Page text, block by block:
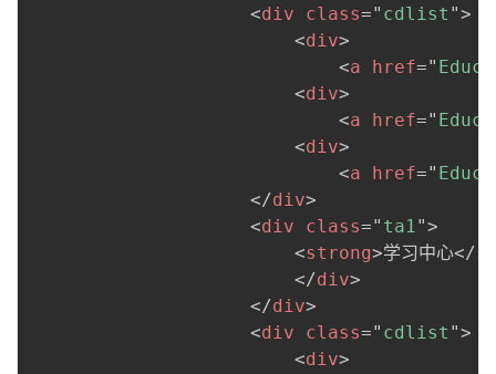
<div class=" cdlist ">
<div>
<a href="
<div>
<a href="
<div>
<a href="
</div>
<div class=" ta1">
<strong>学习中心</
</div>
</div>
<div class=" cdlist ">
<div>